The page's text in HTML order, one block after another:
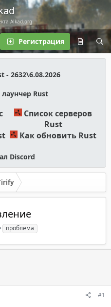
Alkad.org
Регистрация
- 2632\6.08.2026
Rust
Список серверов
Rust
Как обновить Rust
Discord
Т
е
г
проблема
#1